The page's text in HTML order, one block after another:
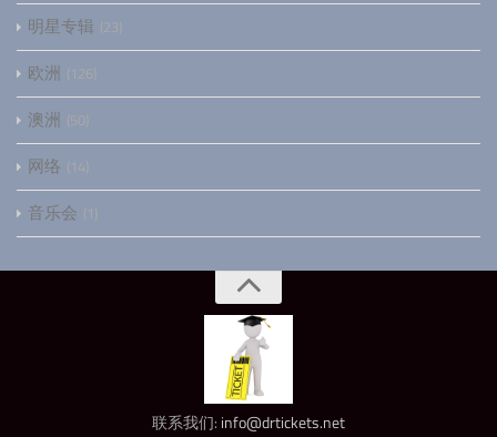
明星专辑 23
欧洲 126
澳洲 50
网络 14
音乐会 1
联系我们: info@drtickets.net